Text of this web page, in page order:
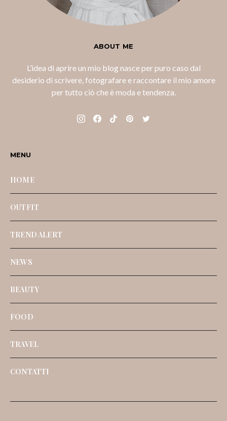
ABOUT ME
L’idea di aprire un mio blog nasce per puro caso dal
desiderio di scrivere, fotografare e raccontare il mio amore
per tutto ciò che è moda e tendenza.
MENU
HOME
OUTFIT
TREND ALERT
NEWS
BEAUTY
FOOD
TRAVEL
CONTATTI